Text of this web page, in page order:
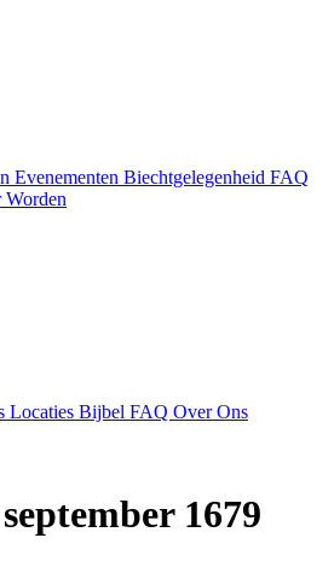
Evenementen Biechtgelegenheid FAQ
Locaties Bijbel FAQ Over Ons
1679